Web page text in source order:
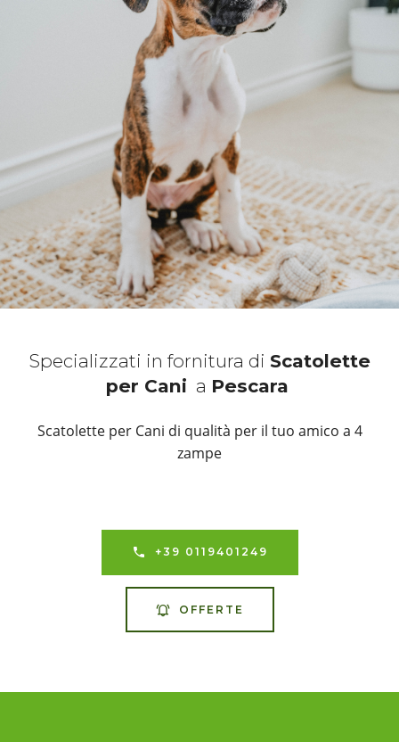
Specializzati in fornitura di Scatolette
per Cani a Pescara
Scatolette per Cani di qualità per il tuo amico a 4
zampe
+39 0119401249
OFFERTE